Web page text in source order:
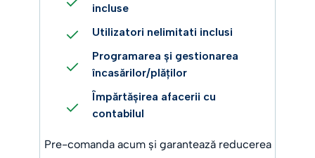
incluse
Utilizatori nelimitati inclusi
Programarea și gestionarea
încasărilor/plăților
Împărtășirea afacerii cu
contabilul
Pre-comanda acum și garantează reducerea